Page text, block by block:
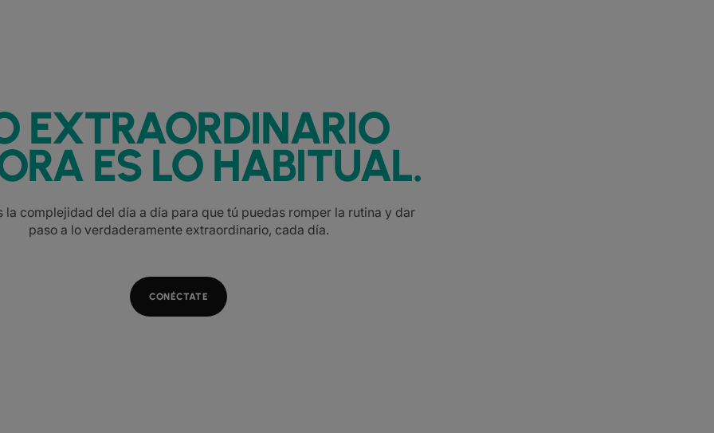
EXTRAORDINARIO
ES LO HABITUAL.
la complejidad del día a día para que tú puedas romper la rutina y dar
paso a lo verdaderamente extraordinario, cada día.
CONÉCTATE